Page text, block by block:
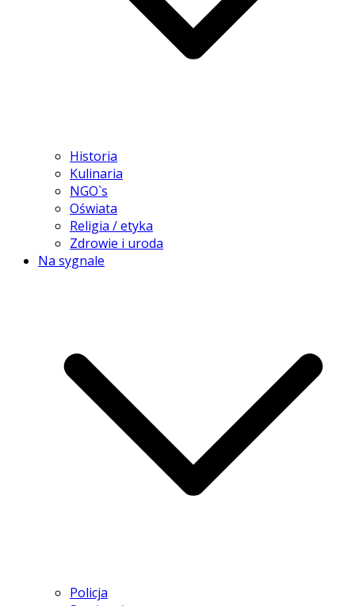
Historia
Kulinaria
NGO`s
Oświata
Religia / etyka
Zdrowie i uroda
Na sygnale
Policja